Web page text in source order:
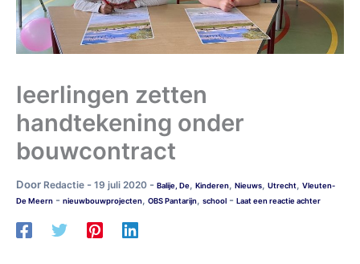
leerlingen zetten
handtekening onder
bouwcontract
Door Redactie - 19 juli 2020 - Balije, De, Kinderen, Nieuws, Utrecht, Vleuten-
De Meern - nieuwbouwprojecten, OBS Pantarijn, school - Laat een reactie achter